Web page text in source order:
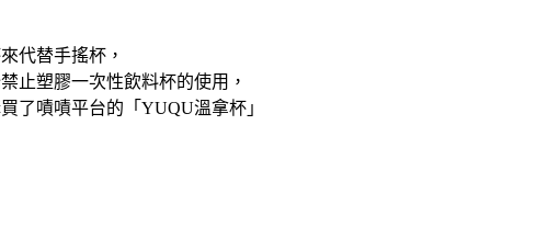
代替手搖杯，
止塑膠一次性飲料杯的使用，
了嘖嘖平台的「YUQU溫拿杯」